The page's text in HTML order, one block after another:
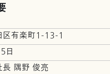
区有楽町1-13-1
日
隅野 俊亮